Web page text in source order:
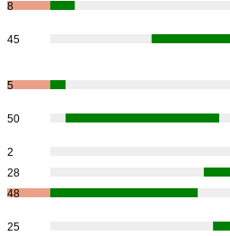
8
45
5
50
2
28
48
25